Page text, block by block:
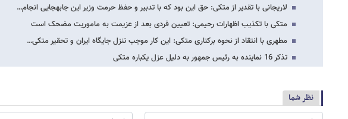
لاریجانی با تقدیر از متکی: حق این بود که با تدبیر و حفظ حرمت وزیر این جابه‎جایی انجام…
متکی با تکذیب اظهارات رحیمی: تعیین فردی بعد از عزیمت به ماموریت مضحک است
مطهری با انتقاد از نحوه برکناری متکی: این کار موجب تنزل جایگاه ایران و تحقیر متکی…
تذکر 16 نماینده به رئیس جمهور به دلیل عزل یکباره متکی
نظر شما